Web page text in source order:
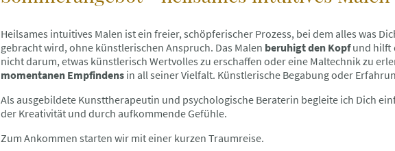
Heilsames intuitives Malen ist ein freier, schöpferischer Prozess, bei dem alles was
gebracht wird, ohne künstlerischen Anspruch. Das Malen beruhigt den Kopfund hilft
nicht darum, etwas künstlerisch Wertvolles zu erschaffen oder eine Maltechnik zu
momentanen Empfindensin all seiner Vielfalt. Künstlerische Begabung oder
Als ausgebildete Kunsttherapeutin und psychologische Beraterin begleite ich Dich
der Kreativität und durch aufkommende Gefühle.
Zum Ankommen starten wir mit einer kurzen Traumreise.